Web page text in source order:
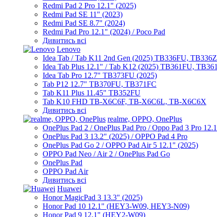
Redmi Pad 2 Pro 12.1" (2025)
Redmi Pad SE 11" (2023)
Redmi Pad SE 8.7" (2024)
Redmi Pad Pro 12.1" (2024) / Poco Pad
Дивитись всі
Lenovo
Idea Tab / Tab K11 2nd Gen (2025) TB336FU,
Idea Tab Plus 12.1" / Tab K12 (2025) TB361FU,
Idea Tab Pro 12.7" TB373FU (2025)
Tab P12 12.7" TB370FU, TB371FC
Tab K11 Plus 11.45" TB352FU
Tab K10 FHD TB-X6C6F, TB-X6C6L, TB-X6C6X
Дивитись всі
realme, OPPO, OnePlus
OnePlus Pad 2 / OnePlus Pad Pro / Oppo Pad 3 Pro
OnePlus Pad 3 13.2" (2025) / OPPO Pad 4 Pro
OnePlus Pad Go 2 / OPPO Pad Air 5 12.1" (2025)
OPPO Pad Neo / Air 2 / OnePlus Pad Go
OnePlus Pad
OPPO Pad Air
Дивитись всі
Huawei
Honor MagicPad 3 13.3" (2025)
Honor Pad 10 12.1" (HEY3-W09, HEY3-N09)
Honor Pad 9 12.1" (HEY2-W09)